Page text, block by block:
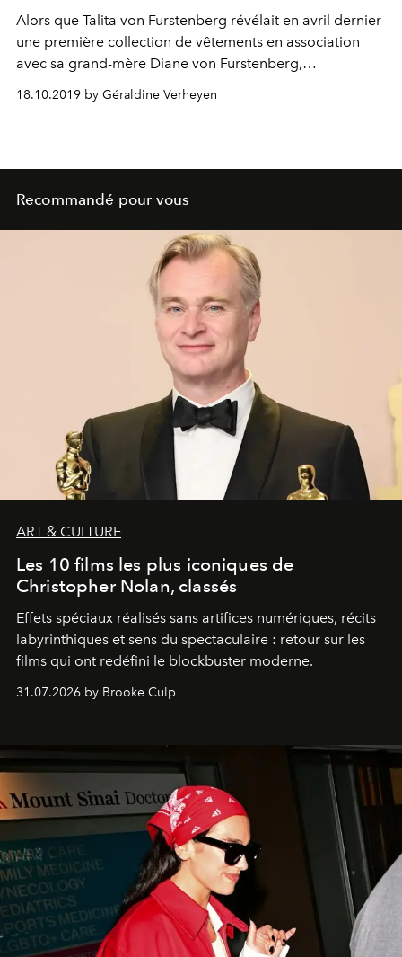
Alors que Talita von Furstenberg révélait en avril dernier
une première collection de vêtements en association
avec sa grand-mère Diane von Furstenberg,
l'Américaine dévoile aujourd'hui le chapitre 2 de cette
collaboration en famille.
18.10.2019 by Géraldine Verheyen
Recommandé pour vous
ART & CULTURE
Les 10 films les plus iconiques de
Christopher Nolan, classés
Effets spéciaux réalisés sans artifices numériques, récits
labyrinthiques et sens du spectaculaire : retour sur les
films qui ont redéfini le blockbuster moderne.
31.07.2026 by Brooke Culp